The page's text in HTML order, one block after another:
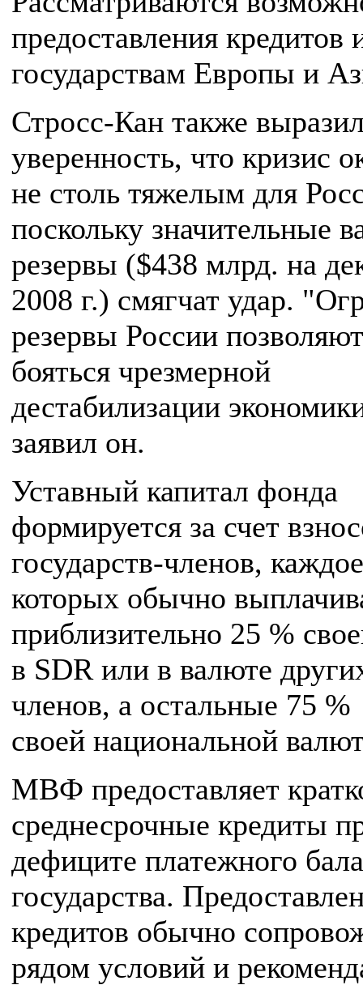
предоставления кредитов
государствам Европы и
Стросс-Кан также
уверенность, что кризис
не столь тяжелым для
поскольку значительные
резервы ($438 млрд. на
2008 г.) смягчат удар.
резервы России
бояться чрезмерной
дестабилизации
заявил он.
Уставный капитал фонда
формируется за счет
государств-членов,
которых обычно
приблизительно 25 %
в SDR или в валюте
членов, а остальные 75
своей национальной
МВФ предоставляет
среднесрочные кредиты
дефиците платежного
государства.
кредитов обычно
рядом условий и